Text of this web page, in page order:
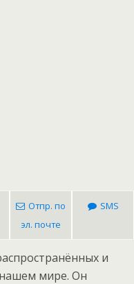
Отпр. по
эл. почте
SMS
и
мире. Он